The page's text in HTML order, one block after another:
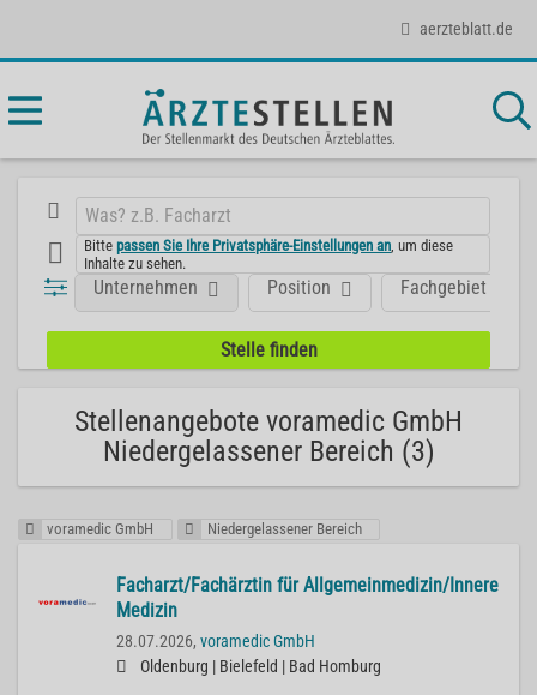
aerzteblatt.de
Bittepassen Sie Ihre Privatsphäre-Einstellungen an , um diese
Inhalte zu sehen.
Position Fachgebiet
Unternehmen
Stellenangebote voramedic GmbH
Niedergelassener Bereich (3)
voramedic GmbH Niedergelassener Bereich
Facharzt/Fachärztin für Allgemeinmedizin/Innere
Medizin
28.07.2026, voramedic GmbH
Oldenburg | Bielefeld | Bad Homburg